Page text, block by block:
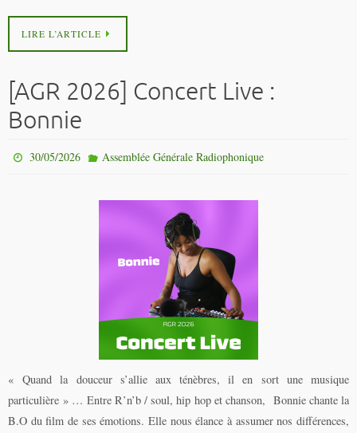
LIRE L’ARTICLE
[AGR 2026] Concert Live :
Bonnie
30/05/2026 Assemblée Générale Radiophonique
« Quand la douceur s’allie aux ténèbres, il en sort une musique
particulière » … Entre R’n’b / soul, hip hop et chanson, Bonnie chante la
B.O du film de ses émotions. Elle nous élance à assumer nos différences,